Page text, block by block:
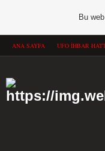
ANA SAYFA UFO İHBAR
Bu